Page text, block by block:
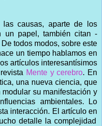
causas, aparte de los
un papel, también citan -
todos modos, sobre este
un tiempo hablamos en
artículos interesantísimos
Mente y cerebro. En
una nueva ciencia, que
su manifestación y
ambientales. Lo
interacción. El artículo en
detalle la complejidad